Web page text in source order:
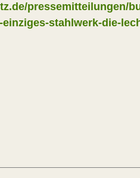
pressemitteilungen/
stahlwerk-die-